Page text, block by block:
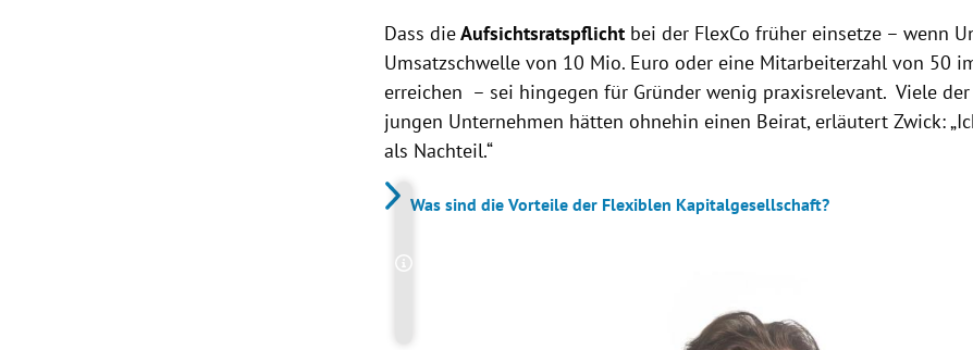
Dass dieAufsichtsratspflicht bei der FlexCo früher einsetze – wenn
Umsatzschwelle von 10 Mio. Euro oder eine Mitarbeiterzahl von 50
erreichen – sei hingegen für Gründer wenig praxisrelevant. Viele
jungen Unternehmen hätten ohnehin einen Beirat, erläutert Zwick:
als Nachteil.“
Was sind die Vorteile der Flexiblen Kapitalgesellschaft?
Copyright-Hinweis öffnen/schließen